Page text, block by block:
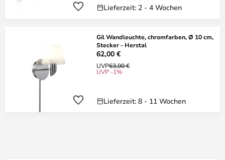
Lieferzeit: 2 - 4 Wochen
Gil Wandleuchte, chromfarben, Ø 10 cm,
Stecker - Herstal
62,00 €
UVP63,00 €
UVP -1%
Lieferzeit: 8 - 11 Wochen